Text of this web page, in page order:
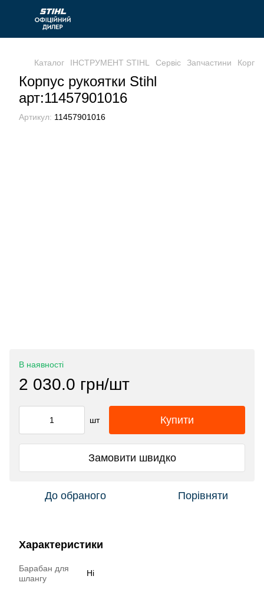
Каталог ІНСТРУМЕНТ STIHL Сервіс Запчастини
Корпус рукоятки Stihl
арт:11457901016
Артикул: 11457901016
В наявності
2 030.0 грн/шт
шт Купити
Замовити швидко
До обраного Порівняти
Характеристики
Барабан для
шлангу
Ні